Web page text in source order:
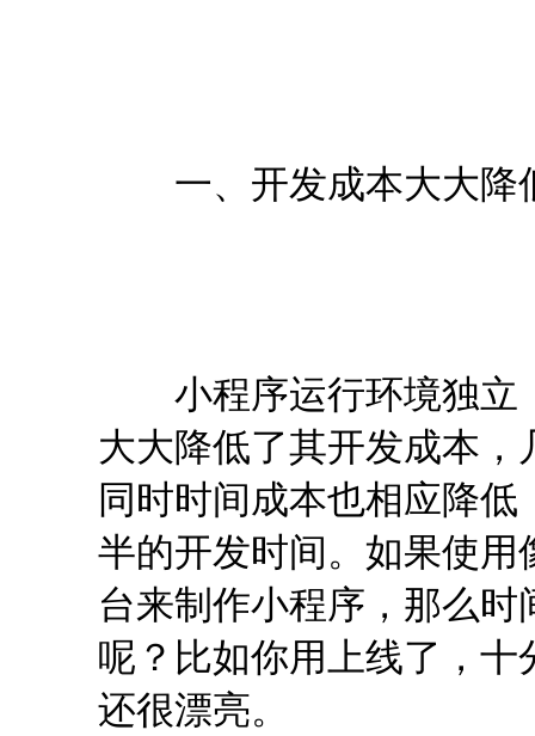
一、开发成本大大降
小程序运行环境独立
大大降低了其开发成本
同时时间成本也相应降
半的开发时间。如果使
台来制作小程序，那么
呢？比如你用上线了，
还很漂亮。